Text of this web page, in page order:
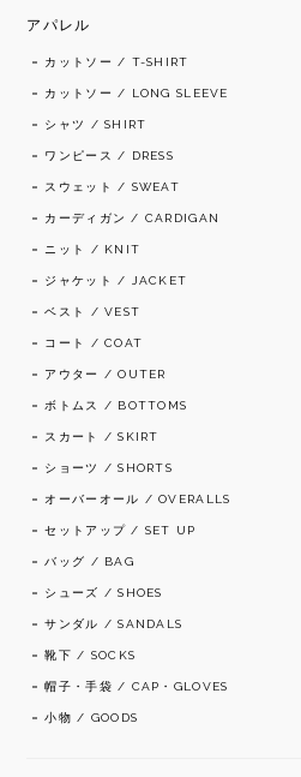
アパレル
カットソー / T-SHIRT
カットソー / LONG SLEEVE
シャツ / SHIRT
ワンピース / DRESS
スウェット / SWEAT
カーディガン / CARDIGAN
ニット / KNIT
ジャケット / JACKET
ベスト / VEST
コート / COAT
アウター / OUTER
ボトムス / BOTTOMS
スカート / SKIRT
ショーツ / SHORTS
オーバーオール / OVERALLS
セットアップ / SET UP
バッグ / BAG
シューズ / SHOES
サンダル / SANDALS
靴下 / SOCKS
帽子・手袋 / CAP・GLOVES
小物 / GOODS